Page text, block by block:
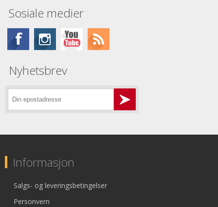
Sosiale medier
Nyhetsbrev
Informasjon
Salgs- og leveringsbetingelser
Personvern